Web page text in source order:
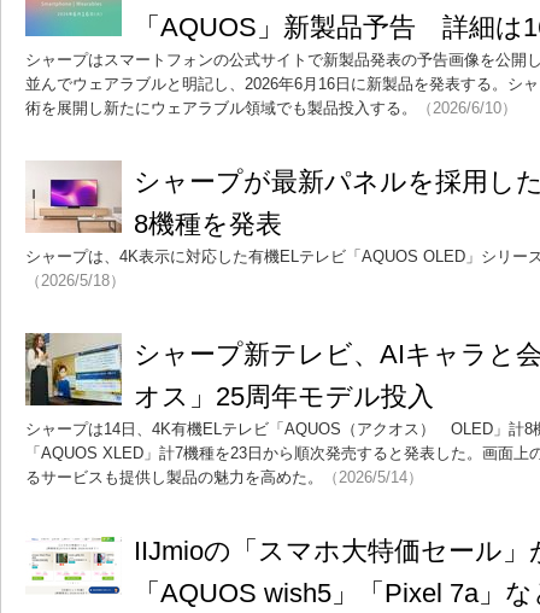
「AQUOS」新製品予告 詳細は
シャープはスマートフォンの公式サイトで新製品発表の予告画像を公開
並んでウェアラブルと明記し、2026年6月16日に新製品を発表する。シ
術を展開し新たにウェアラブル領域でも製品投入する。
（2026/6/10）
シャープが最新パネルを採用し
8機種を発表
シャープは、4K表示に対応した有機ELテレビ「AQUOS OLED」シリー
（2026/5/18）
シャープ新テレビ、AIキャラと
オス」25周年モデル投入
シャープは14日、4K有機ELテレビ「AQUOS（アクオス） OLED」計8
「AQUOS XLED」計7機種を23日から順次発売すると発表した。画面
るサービスも提供し製品の魅力を高めた。
（2026/5/14）
IIJmioの「スマホ大特価セール
「AQUOS wish5」「Pixel 7a」